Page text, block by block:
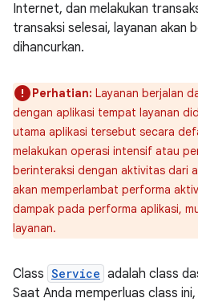
Internet, dan melakukan
transaksi selesai, layanan akan
dihancurkan.
Perhatian: Layanan berjalan
dengan aplikasi tempat layanan
utama aplikasi tersebut secara
melakukan operasi intensif atau
berinteraksi dengan aktivitas dari
akan memperlambat performa
dampak pada performa aplikasi,
layanan.
Class Service adalah class
Saat Anda memperluas class